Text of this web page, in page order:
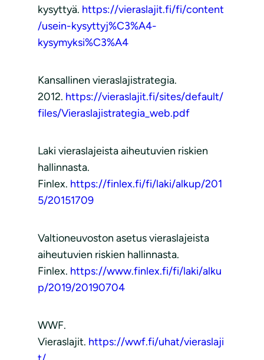
kysyttyä. https://vieraslajit.fi/fi/content
/usein-kysyttyj%C3%A4-
kysymyksi%C3%A4
Kansallinen vieraslajistrategia.
2012. https://vieraslajit.fi/sites/default/
files/Vieraslajistrategia_web.pdf
Laki vieraslajeista aiheutuvien riskien
hallinnasta.
Finlex. https://finlex.fi/fi/laki/alkup/201
5/20151709
Valtioneuvoston asetus vieraslajeista
aiheutuvien riskien hallinnasta.
Finlex. https://www.finlex.fi/fi/laki/alku
p/2019/20190704
WWF.
Vieraslajit. https://wwf.fi/uhat/vieraslaji